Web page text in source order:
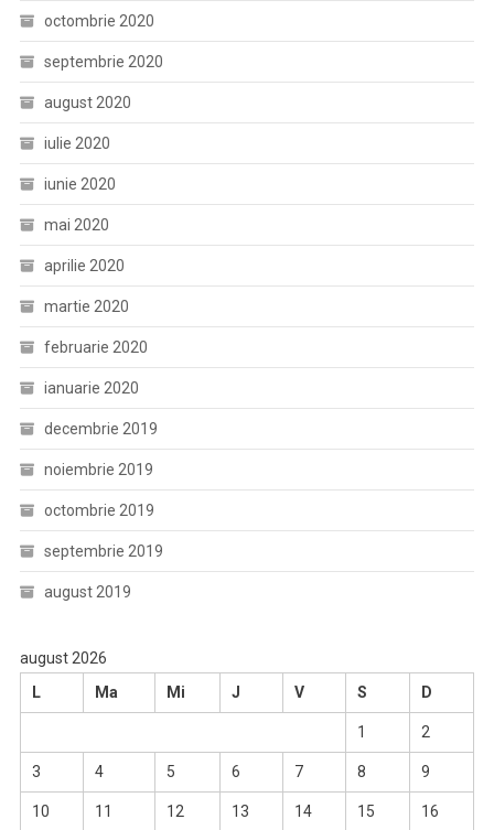
octombrie 2020
septembrie 2020
august 2020
iulie 2020
iunie 2020
mai 2020
aprilie 2020
martie 2020
februarie 2020
ianuarie 2020
decembrie 2019
noiembrie 2019
octombrie 2019
septembrie 2019
august 2019
august 2026
L
Ma Mi J V S D
1 2
3 4 5 6 7 8 9
10 11 12 13 14 15 16